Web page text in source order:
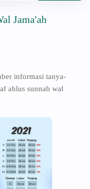
informasi tanya-
ahlus sunnah wal